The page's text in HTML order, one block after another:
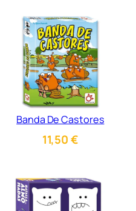
Banda De Castores
11,50€